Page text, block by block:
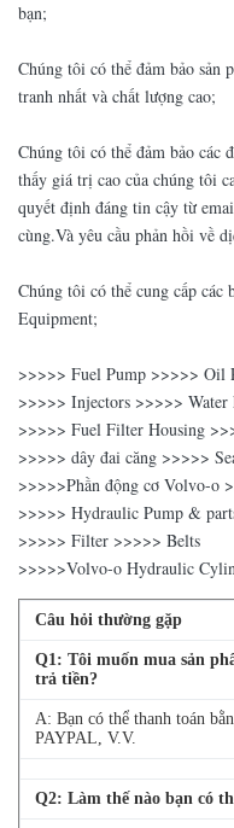
bạn;
Chúng tôi có thể đảm bảo sản
tranh nhất và chất lượng cao;
Chúng tôi có thể đảm bảo các
thấy giá trị cao của chúng tôi
quyết định đáng tin cậy từ
cùng.Và yêu cầu phản hồi về
Chúng tôi có thể cung cấp các
Equipment;
>>>>> Fuel Pump >>>>> Oil
>>>>> Injectors >>>>> Water
>>>>> Fuel Filter Housing
>>>>> dây đai căng >>>>>
>>>>>Phần động cơ Volvo-o
>>>>> Hydraulic Pump &
>>>>> Filter >>>>> Belts
>>>>>Volvo-o Hydraulic
Câu hỏi thường gặp
Q1: Tôi muốn mua sản
trả tiền?
A: Bạn có thể thanh toán
PAYPAL, V.V.
Q2: Làm thế nào bạn có